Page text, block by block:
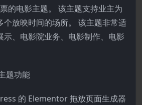
的电影主题。 该主题支持业主为
个放映时间的场所。 该主题非常适
示、电影院业务、电影制作、电影
题功能
的 Elementor 拖放页面生成器